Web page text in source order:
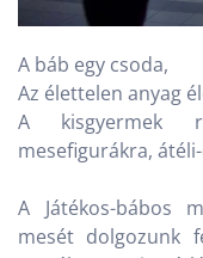
A báb egy csoda,
Az élettelen anyag
A kisgyermek
mesefigurákra,
A Játékos-bábos
mesét dolgozunk